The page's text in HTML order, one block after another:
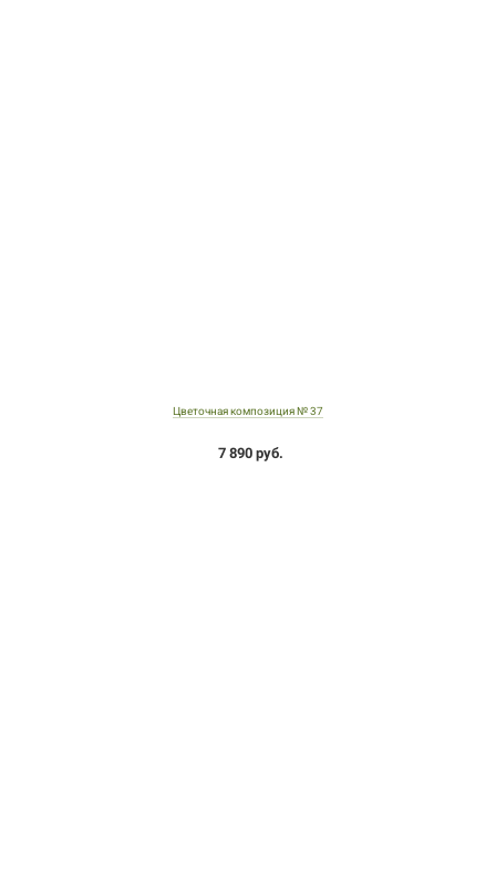
Цветочная композиция № 37
7 890 руб.